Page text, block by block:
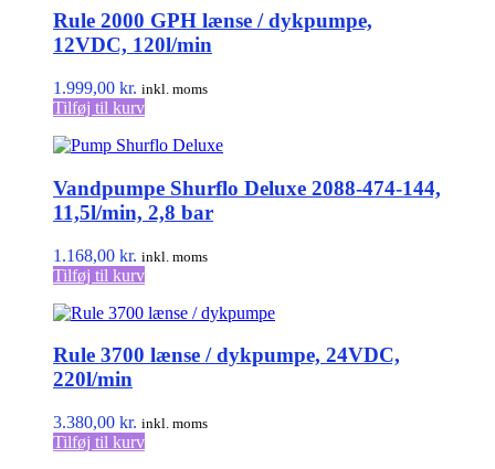
Rule 2000 GPH lænse / dykpumpe,
12VDC, 120l/min
1.999,00 kr. inkl. moms
Tilføj til kurv
Vandpumpe Shurflo Deluxe 2088-474-144,
11,5l/min, 2,8 bar
1.168,00 kr. inkl. moms
Tilføj til kurv
Rule 3700 lænse / dykpumpe, 24VDC,
220l/min
3.380,00 kr. inkl. moms
Tilføj til kurv